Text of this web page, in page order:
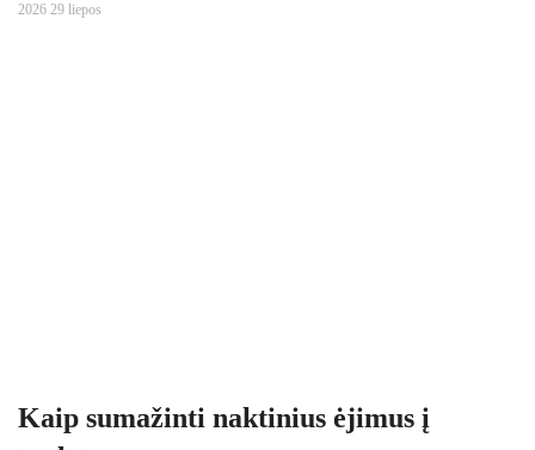
2026 29 liepos
Kaip sumažinti naktinius ėjimus į